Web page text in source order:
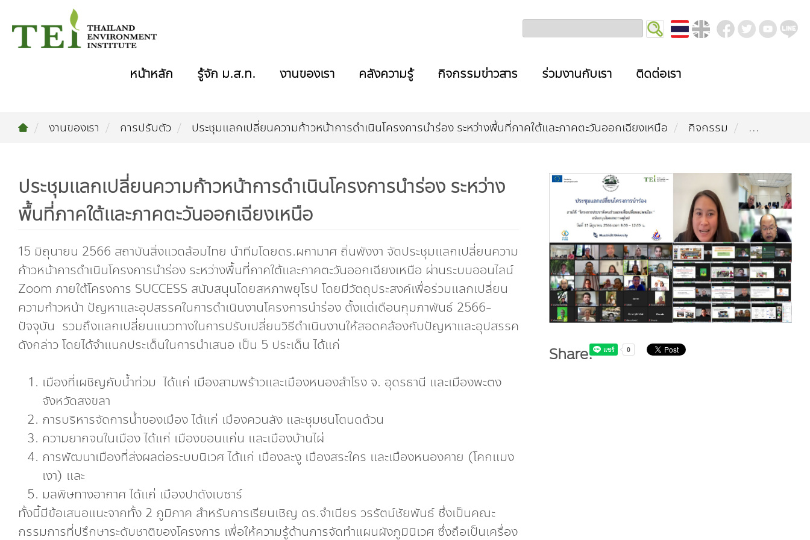
หน้าหลัก รู้จัก ม.ส.ท. งานของเรา คลังความรู้ กิจกรรมข่าวสาร ร่วมงานกับเรา ติดต่อเรา
งานของเรา การปรับตัว ประชุมแลกเปลี่ยนความก้าวหน้าการดำเนินโครงการนำร่อง ระหว่างพื้นที่ภาคใต้และภาคตะวันออกเฉียงเหนือ กิจกรรม ...
ประชุมแลกเปลี่ยนความก้าวหน้าการดำเนินโครงการนำร่อง ระหว่าง
พื้นที่ภาคใต้และภาคตะวันออกเฉียงเหนือ
15 มิถุนายน 2566 สถาบันสิ่งแวดล้อมไทย นำทีมโดยดร.ผกามาศ ถิ่นพังงา จัดประชุมแลกเปลี่ยนความ
ก้าวหน้าการดำเนินโครงการนำร่อง ระหว่างพื้นที่ภาคใต้และภาคตะวันออกเฉียงเหนือ ผ่านระบบออนไลน์
Zoom ภายใต้โครงการ SUCCESS สนับสนุนโดยสหภาพยุโรป โดยมีวัตถุประสงค์เพื่อร่วมแลกเปลี่ยน
ความก้าวหน้า ปัญหาและอุปสรรคในการดำเนินงานโครงการนำร่อง ตั้งแต่เดือนกุมภาพันธ์ 2566-
ปัจจุบัน รวมถึงแลกเปลี่ยนแนวทางในการปรับเปลี่ยนวิธีดำเนินงานให้สอดคล้องกับปัญหาและอุปสรรค
ดังกล่าว โดยได้จำแนกประเด็นในการนำเสนอ เป็น 5 ประเด็น ได้แก่
เมืองที่เผชิญกับน้ำท่วม ได้แก่ เมืองสามพร้าวและเมืองหนองสำโรง จ. อุดรธานี และเมืองพะตง
จังหวัดสงขลา
การบริหารจัดการน้ำของเมือง ได้แก่ เมืองควนลัง และชุมชนโตนดด้วน
ความยากจนในเมือง ได้แก่ เมืองขอนแก่น และเมืองบ้านไผ่
การพัฒนาเมืองที่ส่งผลต่อระบบนิเวศ ได้แก่ เมืองละงู เมืองสระใคร และเมืองหนองคาย (โคกแมง
เงา) และ
มลพิษทางอากาศ ได้แก่ เมืองปาดังเบซาร์
ทั้งนี้มีข้อเสนอแนะจากทั้ง 2 ภูมิภาค สำหรับการเรียนเชิญ ดร.จำเนียร วรรัตน์ชัยพันธ์ ซึ่งเป็นคณะ
กรรมการที่ปรึกษาระดับชาติของโครงการ เพื่อให้ความรู้ด้านการจัดทำแผนผังภูมินิเวศ ซึ่งถือเป็นเครื่อง
Share: